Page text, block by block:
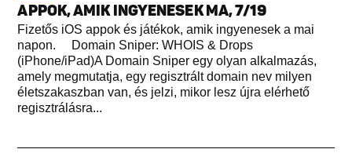
APPOK, AMIK INGYENESEK MA, 7/19
Fizetős iOS appok és játékok, amik ingyenesek a mai
napon. Domain Sniper: WHOIS & Drops
(iPhone/iPad)A Domain Sniper egy olyan alkalmazás,
amely megmutatja, egy regisztrált domain nev milyen
életszakaszban van, és jelzi, mikor lesz újra elérhető
regisztrálásra...